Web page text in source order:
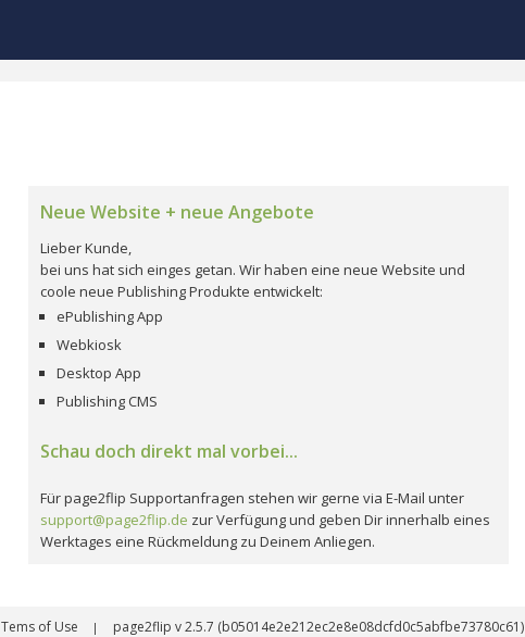
Neue Website + neue Angebote
Lieber Kunde,
bei uns hat sich einges getan. Wir haben eine neue Website und
coole neue Publishing Produkte entwickelt:
ePublishing App
Webkiosk
Desktop App
Publishing CMS
Schau doch direkt mal vorbei...
Für page2flip Supportanfragen stehen wir gerne via E-Mail unter
support@page2flip.de zur Verfügung und geben Dir innerhalb eines
Werktages eine Rückmeldung zu Deinem Anliegen.
Tems of Use | page2flip v 2.5.7 (b05014e2e212ec2e8e08dcfd0c5abfbe73780c61)